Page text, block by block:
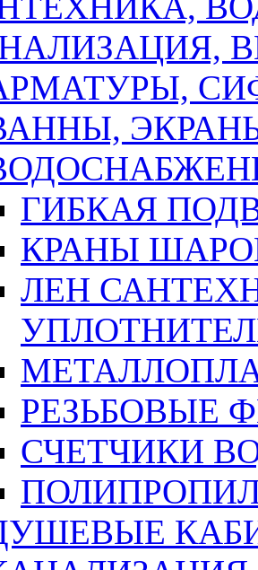
ГИБКАЯ
КРАНЫ
ЛЕН
РЕЗЬБОВЫЕ
СЧЕТЧИКИ